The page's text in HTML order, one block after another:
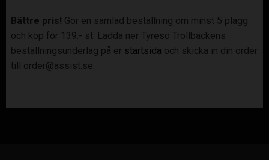
Bättre pris! Gör en samlad beställning om minst 5 plagg
och köp för 139:- st. Ladda ner Tyresö Trollbäckens
beställningsunderlag på er startsida och skicka in din order
till order@assist.se.